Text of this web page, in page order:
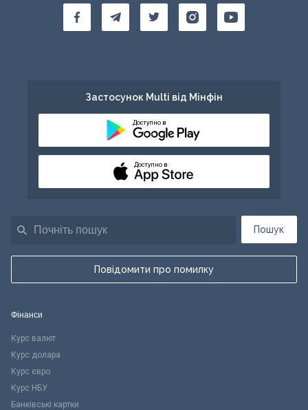
Пошук
Повідомити про помилку
Застосунок Multi від Мінфін
Доступно в
Доступно в
Фінанси
Курс валют
Курс долара
Курс євро
Курс НБУ
Банківські картки